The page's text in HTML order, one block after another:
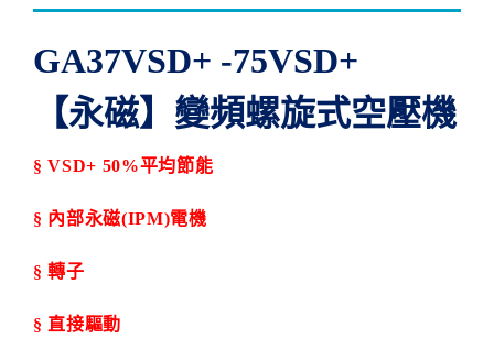
GA37VSD+ -75VSD+
【永磁】變頻螺旋式空壓機
§VSD+ 50%平均節能
§ 內部永磁(IPM)電機
§轉子
§直接驅動